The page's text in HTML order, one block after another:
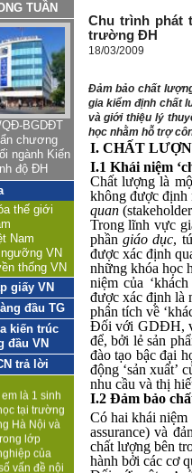
phát triển
Kiến trúc
of
Quy hoạch,
Xây dựng,
giao nhiệm
nhân lực,
phát triển
nghệ trong
xây
kiến trúc,
trình công
đô thị hóa,
nông
tế.
gia đang
kinh tế
đạo với 4
tài nguyên
mỏ, nông
xuất (công
iii) Dịch
số và được
tầng đồng
đó nổi
công nghệ
động kinh
kết cấu hạ
được thực
TUẦN
BGDĐT
chương
ngành Kiến
độ ĐH
thế giới
Nam
VN
thống VN
giấy VN
đầu TG
kiến trúc
đầu VN
trả lời
hướng
là 1 sinh
tại trường
Hà Nội và
lớp
của
vấn đề nội
được
bảo ạ.
Chu trình phát
trường ĐH
18/03/2009
Đảm bảo chất
gia kiểm định chất
và giới thiệu lý
học nhằm hỗ trợ
I.CHẤT
I.1 Khái niệm
Chất lượng là
không được định
quan
Trong lĩnh vực
phần giáo dục,
được xác định
những khóa học
niệm của
được xác định là
phân tích về
Đối với GDĐH,
để, bởi lẻ sản
đào tạo bậc đại
động ‘sản xuất’
nhu cầu và thị
I.2 Đảm bảo
Có hai khái niệm
assurance) và
chất lượng bên
hành bởi các cơ